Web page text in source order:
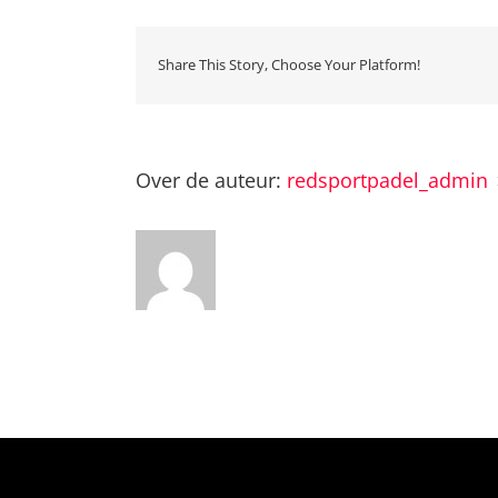
Share This Story, Choose Your Platform!
Over de auteur: redsportpadel_admin